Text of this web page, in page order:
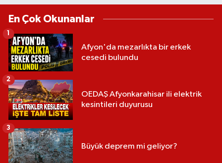
En Çok Okunanlar
Afyon'da mezarlıkta bir erkek
cesedi bulundu
1
OEDAŞ Afyonkarahisar ili elektrik
kesintileri duyurusu
2
Büyük deprem mi geliyor?
3